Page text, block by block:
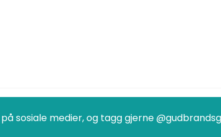
sosiale medier, og tagg gjerne